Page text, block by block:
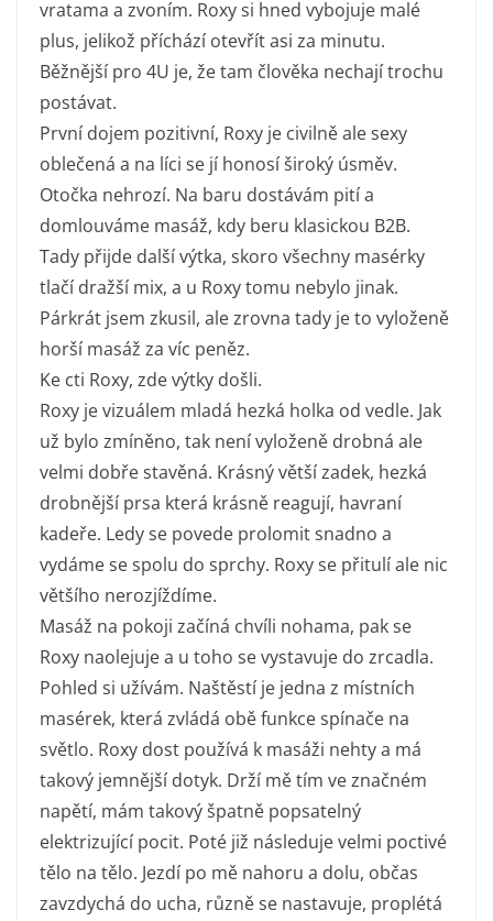
vratama a zvoním. Roxy si hned vybojuje malé
plus, jelikož příchází otevřít asi za minutu.
Běžnější pro 4U je, že tam člověka nechají trochu
postávat.
První dojem pozitivní, Roxy je civilně ale sexy
oblečená a na líci se jí honosí široký úsměv.
Otočka nehrozí. Na baru dostávám pití a
domlouváme masáž, kdy beru klasickou B2B.
Tady přijde další výtka, skoro všechny masérky
tlačí dražší mix, a u Roxy tomu nebylo jinak.
Párkrát jsem zkusil, ale zrovna tady je to vyloženě
horší masáž za víc peněz.
Ke cti Roxy, zde výtky došli.
Roxy je vizuálem mladá hezká holka od vedle. Jak
už bylo zmíněno, tak není vyloženě drobná ale
velmi dobře stavěná. Krásný větší zadek, hezká
drobnější prsa která krásně reagují, havraní
kadeře. Ledy se povede prolomit snadno a
vydáme se spolu do sprchy. Roxy se přitulí ale nic
většího nerozjíždíme.
Masáž na pokoji začíná chvíli nohama, pak se
Roxy naolejuje a u toho se vystavuje do zrcadla.
Pohled si užívám. Naštěstí je jedna z místních
masérek, která zvládá obě funkce spínače na
světlo. Roxy dost používá k masáži nehty a má
takový jemnější dotyk. Drží mě tím ve značném
napětí, mám takový špatně popsatelný
elektrizující pocit. Poté již následuje velmi poctivé
tělo na tělo. Jezdí po mě nahoru a dolu, občas
zavzdychá do ucha, různě se nastavuje, proplétá